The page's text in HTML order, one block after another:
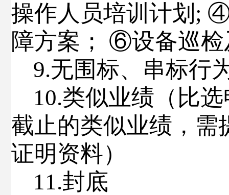
操作人员培训计划 ; ④
障方案； ⑥设备巡
9.无围标、串标行
10.类似业绩 （比
截止的类似业绩，需
证明资料）
11.封底